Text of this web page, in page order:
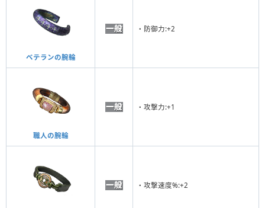
ベテランの腕輪
・防御力:+2
職人の腕輪
・攻撃力:+1
・攻撃速度%:+2